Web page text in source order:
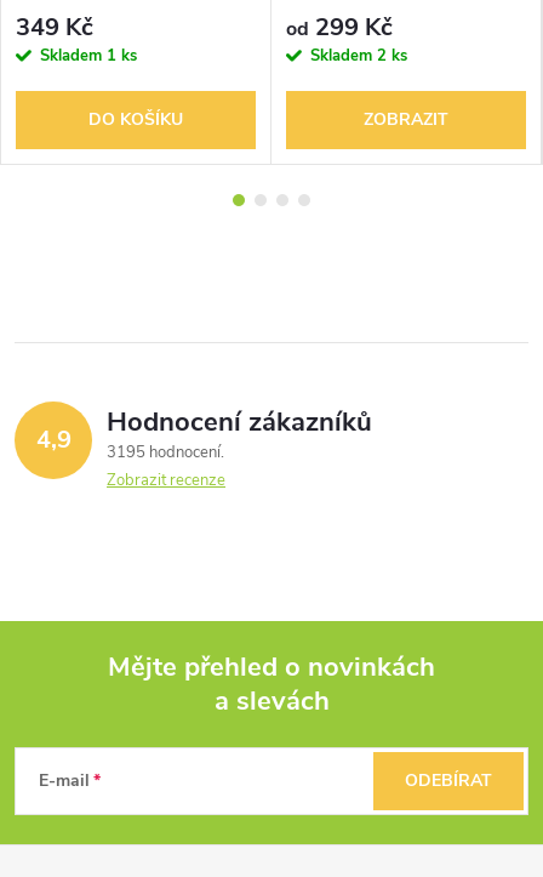
349 Kč
Skladem 1 ks
DO KOŠÍKU
od 299 Kč
Skladem 2 ks
ZOBRAZIT
4,9 Hodnocení zákazníků
3195 hodnocení
Zobrazit recenze
p
Mějte přehled o novinkách
a slevách
E-mail ODEBÍRAT